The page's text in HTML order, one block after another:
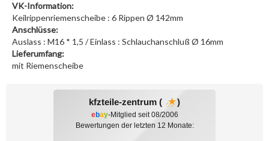
VK-Information:
Keilrippenriemenscheibe : 6 Rippen Ø 142mm
Anschlüsse:
Auslass : M16 * 1,5 / Einlass : Schlauchanschluß Ø 16mm
Lieferumfang:
mit Riemenscheibe
kfzteile-zentrum ( )
ebay-Mitglied seit 08/2006
Bewertungen der letzten 12 Monate: